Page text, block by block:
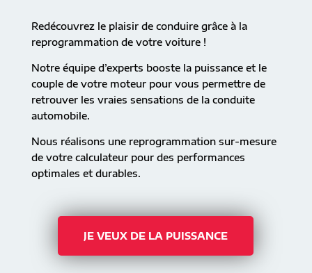
Redécouvrez le plaisir de conduire grâce à la
reprogrammation de votre voiture !
Notre équipe d’experts booste la puissance et le
couple de votre moteur pour vous permettre de
retrouver les vraies sensations de la conduite
automobile.
Nous réalisons une reprogrammation sur-mesure
de votre calculateur pour des performances
optimales et durables.
JE VEUX DE LA PUISSANCE